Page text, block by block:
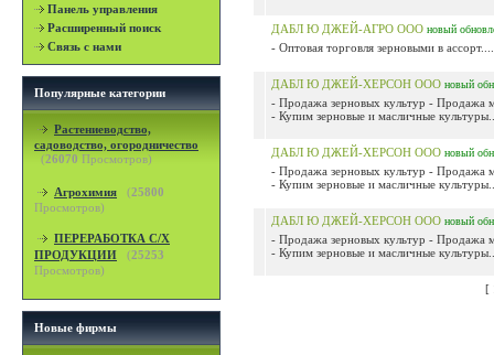
Панель управления
Расширенный поиск
Связь с нами
Популярные категории
Растениеводство,
садоводство, огородничество
(26070 Просмотров)
Агрохимия (25800
Просмотров)
ПЕРЕРАБОТКА С/Х
ПРОДУКЦИИ
(25253
Просмотров)
Новые фирмы
ДАБЛ Ю ДЖЕЙ-АГРО ООО новый
- Оптовая торговля зерновыми в ассорт....
ДАБЛ Ю ДЖЕЙ-ХЕРСОН ООО новый
- Продажа зерновых культур - Продажа
- Купим зерновые и масличные
ДАБЛ Ю ДЖЕЙ-ХЕРСОН ООО новый
- Продажа зерновых культур - Продажа
- Купим зерновые и масличные
ДАБЛ Ю ДЖЕЙ-ХЕРСОН ООО новый
- Продажа зерновых культур - Продажа
- Купим зерновые и масличные
[